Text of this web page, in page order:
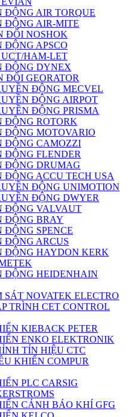
ĐỘNG AIR TORQUE
ĐỘNG AIR-MITE
ĐỔI NOSHOK
ĐỘNG APSCO
HAM-LET
ĐỘNG DYNEX
ĐỔI GEORATOR
ĐỘNG MECVEL
ĐỘNG AIRPOT
ĐỘNG PRISMA
ĐỘNG ROTORK
ĐỘNG MOTOVARIO
ĐỘNG CAMOZZI
ĐỘNG FLENDER
ĐỘNG DRUMAG
ĐỘNG ACCU TECH USA
ĐỘNG UNIMOTION
ĐỘNG DWYER
ĐỘNG VALVAUT
ĐỘNG BRAY
ĐỘNG SPENCE
ĐỘNG ARCUS
ĐỘNG HAYDON KERK
ĐỘNG HEIDENHAIN
SÁT NOVATEK ELECTRO
TRÌNH CET CONTROL
KIEBACK PETER
ENKO ELEKTRONIK
TÍN HIỆU CTC
KHIỂN COMPUR
PLC CARSIG
CẢNH BÁO KHÍ GFG